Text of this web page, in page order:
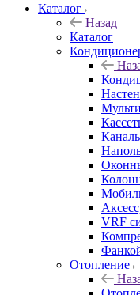
Каталог
Назад
Каталог
VRF
Отопление